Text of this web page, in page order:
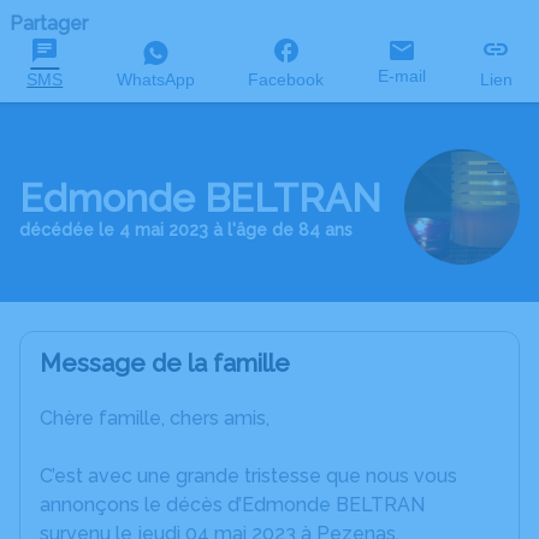
Partager
SMS WhatsApp Facebook E-mail Lien
Edmonde BELTRAN
décédée le 4 mai 2023 à l'âge de 84 ans
Message de la famille
Chère famille, chers amis,
C’est avec une grande tristesse que nous vous
annonçons le décès d’Edmonde BELTRAN
survenu le jeudi 04 mai 2023 à Pezenas.